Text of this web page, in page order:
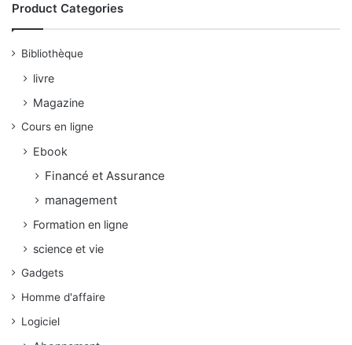
Product Categories
Bibliothèque
livre
Magazine
Cours en ligne
Ebook
Financé et Assurance
management
Formation en ligne
science et vie
Gadgets
Homme d'affaire
Logiciel